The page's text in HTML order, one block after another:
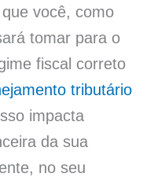
você, como
tomar para o
fiscal correto
tributário
impacta
da sua
no seu